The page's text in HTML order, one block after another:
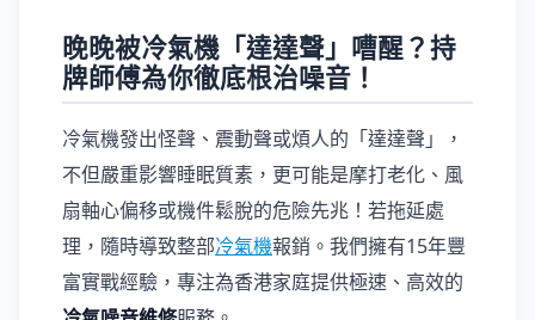
晚晚被冷氣機「達達聲」嘈醒？持
牌師傅為你徹底根治噪音！
冷氣機發出怪聲、震動聲或煩人的「達達聲」，
不但嚴重影響睡眠質素，更可能是摩打老化、風
扇軸心偏移或機件鬆脫的危險先兆！若拖延處
理，隨時導致整部冷氣機報銷。我們擁有15年豐
富實戰經驗，專注為香港家庭提供極速、高效的